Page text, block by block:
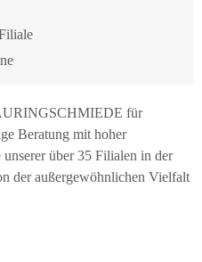
für
Beratung mit hoher
über 35 Filialen in der
der außergewöhnlichen Vielfalt